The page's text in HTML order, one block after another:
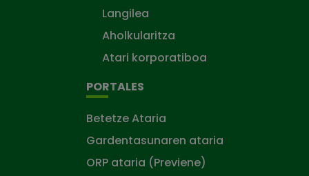
Langilea
Aholkularitza
Atari korporatiboa
PORTALES
Betetze Ataria
Gardentasunaren ataria
ORP ataria (Previene)